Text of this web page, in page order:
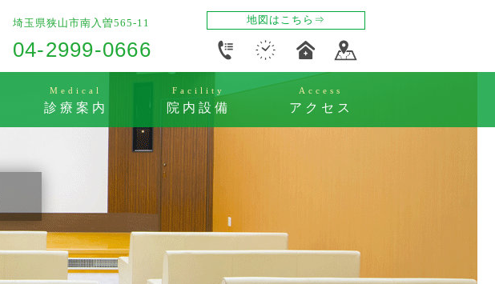
埼玉県狭山市南入曽565-11
04-2999-0666
地図はこちら⇒
Medical
診療案内
Facility
院内設備
Access
アクセス